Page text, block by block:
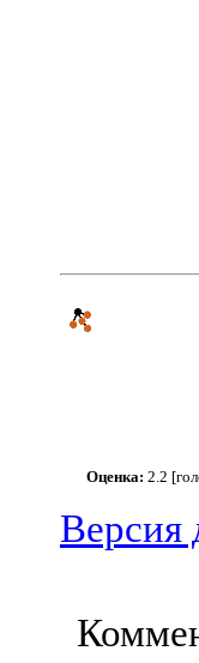
Оценка: 2.2
Версия